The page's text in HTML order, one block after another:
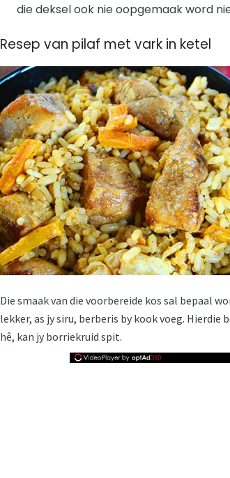
die deksel ook nie oopgemaak word
Resep van pilaf met vark in ketel
Die smaak van die voorbereide kos sal bepaal
lekker, as jy siru, berberis by kook voeg. Hierdie
hê, kan jy borriekruid spit.